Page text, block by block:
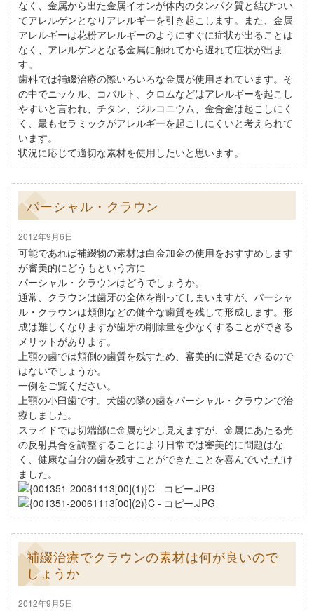
なく、金属から出た金属イオンが体内のタンパク質と結びつい
てアレルゲンとなりアレルギーを引き起こします。また、金属
アレルギーは花粉アレルギーのようにすぐに症状が出ることは
なく、アレルゲンとなる金属に触れてから遅れて症状が出ま
す。
歯科では補綴治療の際いろいろな金属が使用されています。そ
の中でニッケル、コバルト、クロムなどはアレルギーを起こし
やすいと言われ、チタン、ジルコニウム、金合金は起こしにく
く、最もセラミックがアレルギーを起こしにくいと考えられて
います。
状況に応じて適切な素材を使用したいと思います。
パーシャル・クラウン
2012年9月6日
可能であれば補綴物の素材は白金加金の使用をおすすめします
が審美的にどうもという方に
パーシャル・クラウンはどうでしょうか。
通常、クラウンは歯牙の全体を削ってしまいますが、パーシャ
ル・クラウンは頬側などの健全な歯質を残して形成します。形
成は難しくなりますが歯牙の削除量を少なくすることができる
メリットがあります。
上顎の歯では頬側の歯質を残すため、審美的に満足できるので
はないでしょうか。
一例をご覧ください。
上顎の小臼歯です。犬歯の隣の歯をパーシャル・クラウンで治
療しました。
スライドでは切端部に金属が少し見えますが、金属にあたる光
の反射具合を調整することにより日常では審美的に問題はな
く、健康な自分の歯を残すことができたことを喜んでいただけ
ました。
補綴治療でクラウンの素材は何が良いので
しょうか
2012年9月5日